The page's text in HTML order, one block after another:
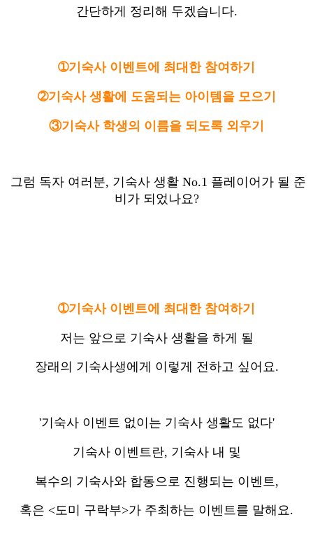
간단하게 정리해 두겠습니다.
➀기숙사 이벤트에 최대한 참여하기
➁기숙사 생활에 도움되는 아이템을 모으기
③기숙사 학생의 이름을 되도록 외우기
그럼 독자 여러분, 기숙사 생활 No.1 플레이어가 될 준
비가 되었나요?
➀기숙사 이벤트에 최대한 참여하기
저는 앞으로 기숙사 생활을 하게 될
장래의 기숙사생에게 이렇게 전하고 싶어요.
'기숙사 이벤트 없이는 기숙사 생활도 없다'
기숙사 이벤트란, 기숙사 내 및
복수의 기숙사와 합동으로 진행되는 이벤트,
혹은 <도미 구락부>가 주최하는 이벤트를 말해요.